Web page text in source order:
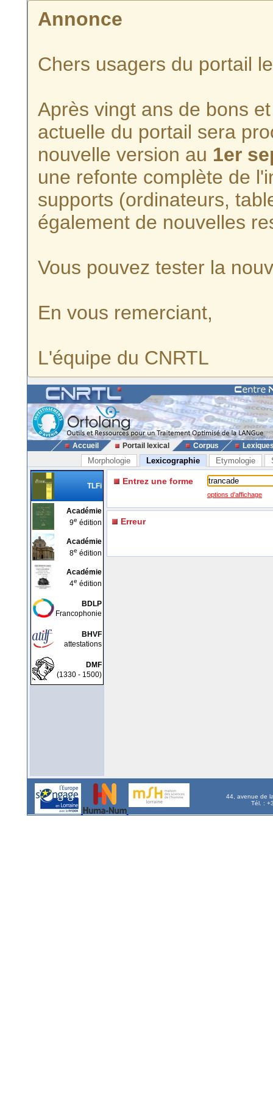
Annonce
Chers usagers du portail
Après vingt ans de bons
actuelle du portail sera
nouvelle version au 1er
une refonte complète de
supports (ordinateurs,
également de nouvelles
Vous pouvez tester la
En vous remerciant,
L'équipe du CNRTL
Accueil Portail lexical Corpus
Morphologie Lexicographie Etymologie
TLFi
Académie
9e édition
Académie
8e édition
Académie
4e édition
BDLP
Francophonie
BHVF
attestations
DMF
(1330 - 1500)
Entrez une forme
options d'affichage
Erreur
44, avenue de
Tél. :